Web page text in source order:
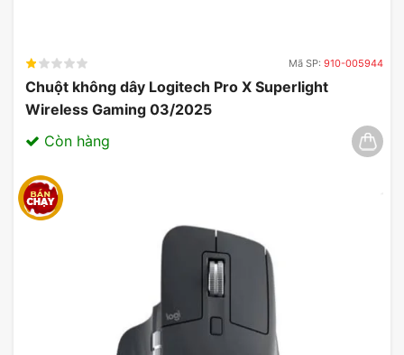
Mã SP: 910-005944
Chuột không dây Logitech Pro X Superlight
Wireless Gaming 03/2025
Còn hàng